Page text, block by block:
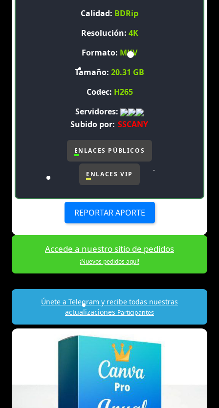
Calidad: BDRip
Resolución: 4K
Formato: MKV
Tamaño: 20.31 GB
Codec: H265
Servidores:
Subido por: SSCANY
ENLACES PÚBLICOS
ENLACES VIP
REPORTAR APORTE
Accede a nuestro sitio de pedidos
¡Nuevos pedidos aquí!
Únete a Telegram y recibe todas nuestras
actualizaciones Participantes